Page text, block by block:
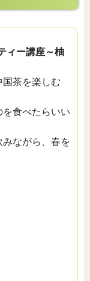
ィー講座～柚
国茶を楽しむ
食べたらいい
ながら、春を